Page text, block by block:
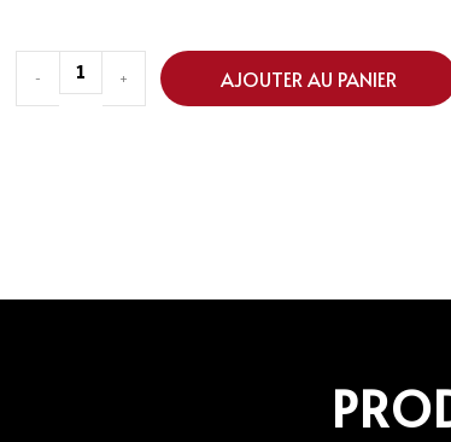
- + AJOUTER AU PANIER